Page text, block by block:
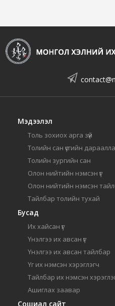
Мэдээлэл
Толь зохиох арга зүй
Толийн сан үсгийн
Толийн зургийн сан
Олон нийтийн нэмсэн үг
Олон нийтийн нэмсэн
Тайлбар толийн тухай
Бусад
Их хайсан үг
Үнэлгээ их авсан үг
Үнэлгээ их авсан тайлбар
Үг их нэмсэн хэрэглэгч
Тайлбар их нэмсэн
Ашиглах заавар
Сошиал сайт